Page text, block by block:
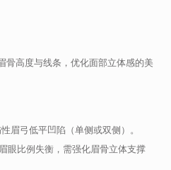
骨高度与线条，优化面部立体感的美
眉弓低平凹陷（单侧或双侧）。
眼比例失衡，需强化眉骨立体支撑